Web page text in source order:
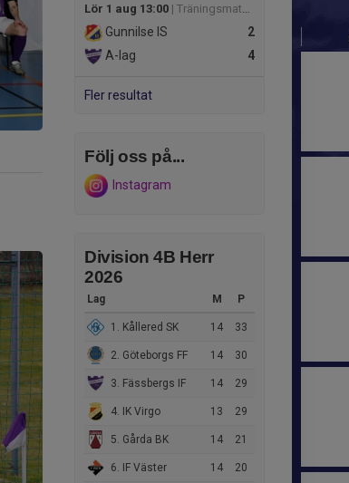
Lör 1 aug 13:00 | Träningsmatcher med AD Göteborg Herr
2
Gunnilse IS
4
A-lag
Fler resultat
Följ oss på...
Instagram
Division 4B Herr
2026
Lag M P
1. Kållered SK 14 33
2. Göteborgs FF 14 30
3. Fässbergs IF 14 29
4. IK Virgo 13 29
5. Gårda BK 14 21
6. IF Väster 14 20